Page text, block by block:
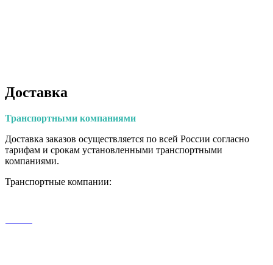
Доставка
Транспортными компаниями
Доставка заказов осуществляется по всей России согласно
тарифам и срокам установленными транспортными
компаниями.
Транспортные компании: